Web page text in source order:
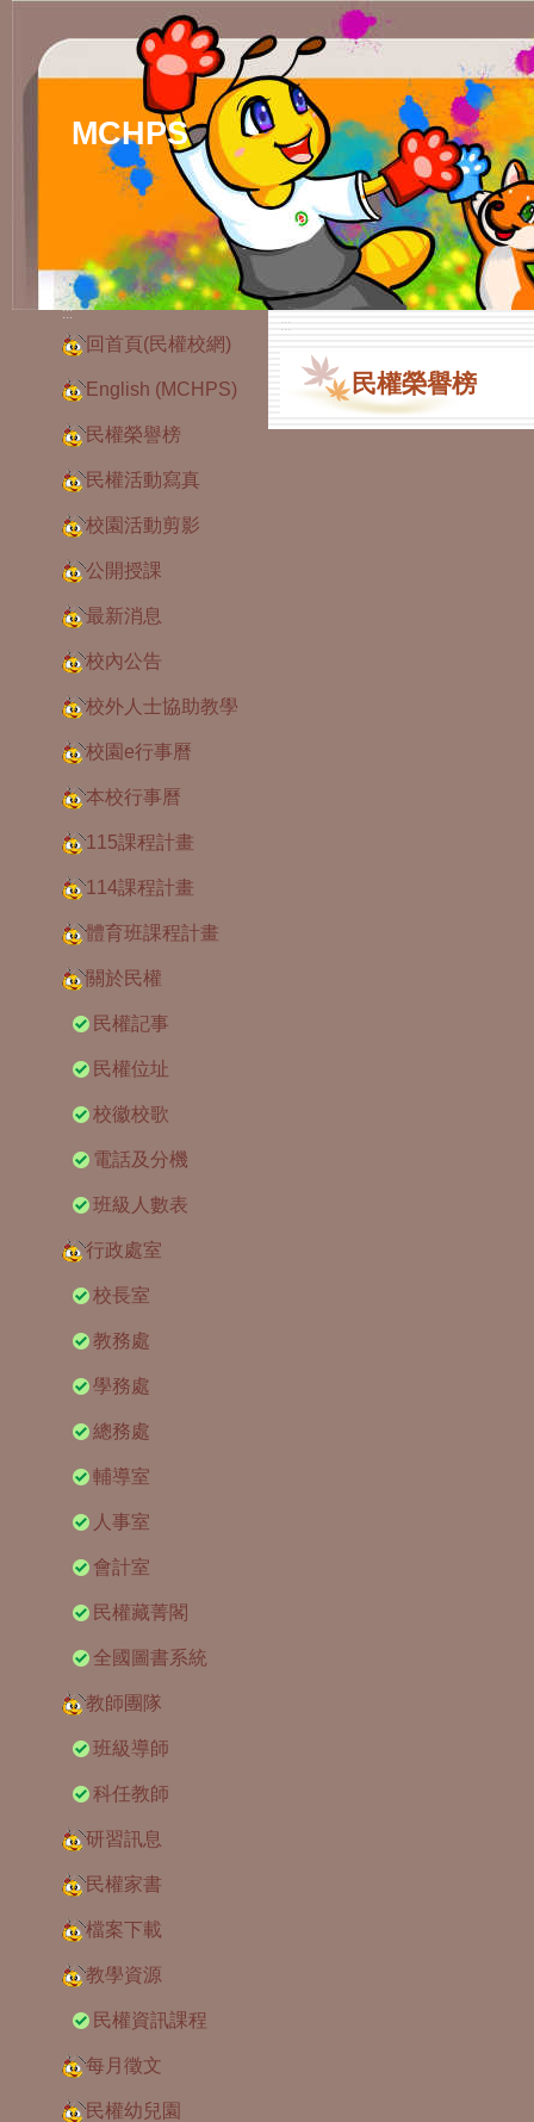
MCHPS
:::
回首頁(民權校網)
English (MCHPS)
民權榮譽榜
民權活動寫真
校園活動剪影
公開授課
最新消息
校內公告
校外人士協助教學
校園e行事曆
本校行事曆
115課程計畫
114課程計畫
體育班課程計畫
關於民權
民權記事
民權位址
校徽校歌
電話及分機
班級人數表
行政處室
校長室
教務處
學務處
總務處
輔導室
人事室
會計室
民權藏菁閣
全國圖書系統
教師團隊
班級導師
科任教師
研習訊息
民權家書
檔案下載
教學資源
民權資訊課程
每月徵文
民權幼兒園
:::
民權榮譽榜